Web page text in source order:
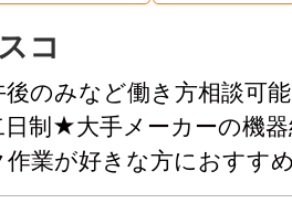
コ
のみなど働き方相談可
制★大手メーカーの機
業が好きな方におすす